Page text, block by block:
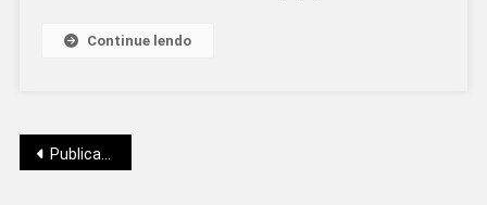
Continue lendo
Navegação
Publicações mais antigas